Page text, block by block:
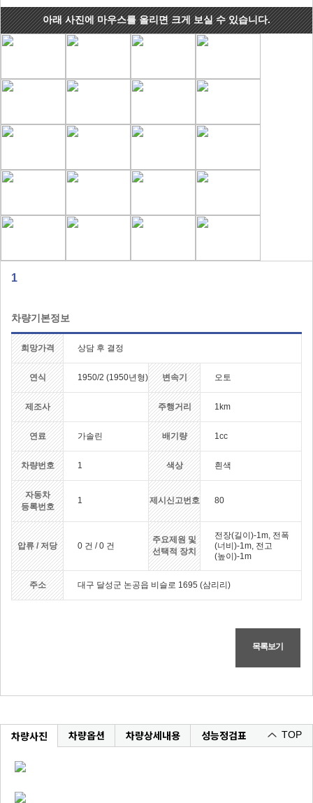
아래 사진에 마우스를 올리면 크게 보실 수 있습니다.
1
차량기본정보
희망가격 상담 후 결정
연식 1950/2 (1950년형) 변속기 오토
제조사 주행거리 1km
연료 가솔린 배기량 1cc
차량번호 1 색상 흰색
자동차
등록번호
1 제시신고번호 80
압류 / 저당 0 건 / 0 건
주요제원 및
선택적 장치
전장(길이)-1m, 전폭
(너비)-1m, 전고
(높이)-1m
주소 대구 달성군 논공읍 비슬로 1695 (삼리리)
목록보기
차량사진 차량옵션 차량상세내용 성능정검표 TOP